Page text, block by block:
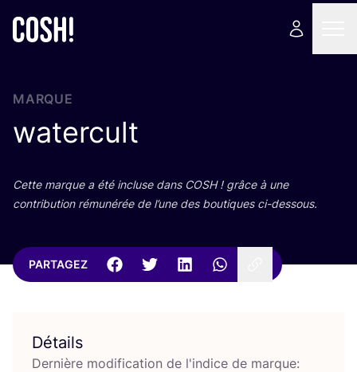
MARQUE
watercult
Cette marque a été incluse dans COSH! grâce à une
contri­bu­tion rému­né­rée de l’une des bou­tiques ci-dessous.
PARTAGEZ
Détails
Dernière modification de l'indice de marque: